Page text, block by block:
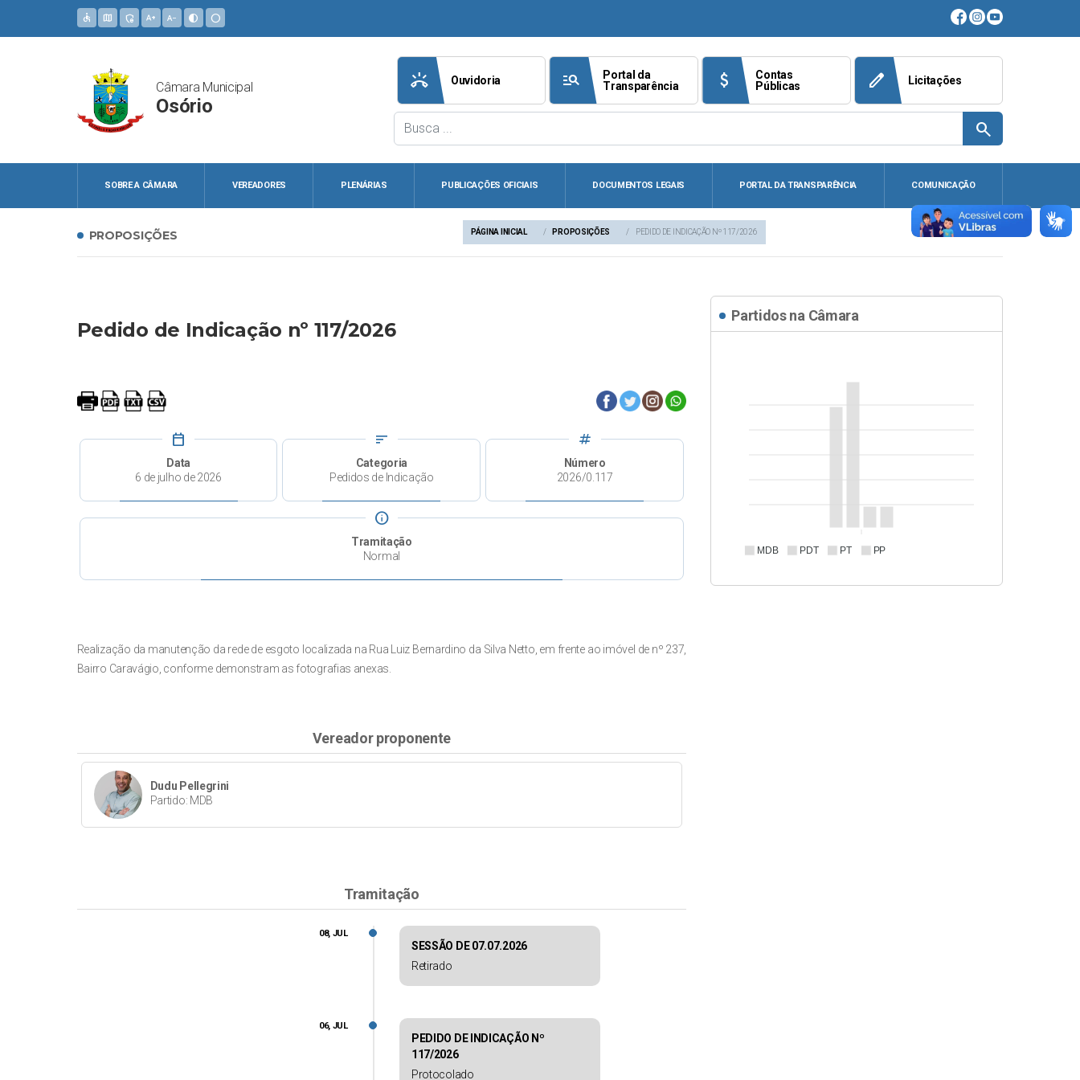
accessible map admin_panel_settings text_increase text_decrease contrast circle
Câmara Municipal
Osório
ring_volume Ouvidoria manage_search
Portal da
Transparência
attach_money
Contas
Públicas
edit Licitações
search
SOBRE A CÂMARA VEREADORES PLENÁRIAS PUBLICAÇÕES OFICIAIS DOCUMENTOS LEGAIS PORTAL DA TRANSPARÊNCIA COMUNICAÇÃO
PROPOSIÇÕES PÁGINA INICIAL PROPOSIÇÕES PEDIDO DE INDICAÇÃO Nº 117/2026
Pedido de Indicação nº 117/2026
calendar_today
Data
6 de julho de 2026
sort
Categoria
Pedidos de Indicação
tag
Número
2026/0.117
info
Tramitação
Normal
Realização da manutenção da rede de esgoto localizada na Rua Luiz Bernardino da Silva Netto, em frente ao imóvel de nº 237,
Bairro Caravágio, conforme demonstram as fotografias anexas.
Vereador proponente
Dudu Pellegrini
Partido: MDB
Tramitação
SESSÃO DE 07.07.2026
Retirado
08, JUL
PEDIDO DE INDICAÇÃO Nº
117/2026
Protocolado
06, JUL
Partidos na Câmara
MDB PDT PT PP